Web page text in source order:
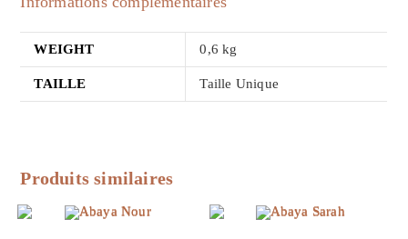
WEIGHT 0,6 kg
TAILLE Taille Unique
Produits similaires